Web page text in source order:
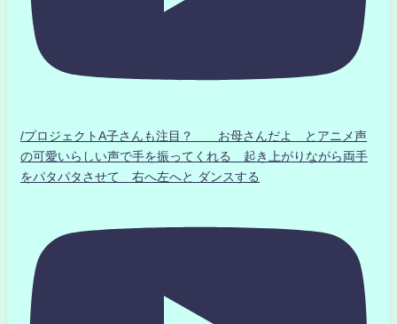
/プロジェクトA子さんも注目？ お母さんだよ とアニメ声
の可愛いらしい声で手を振ってくれる 起き上がりながら両手
をパタパタさせて 右へ左へと ダンスする